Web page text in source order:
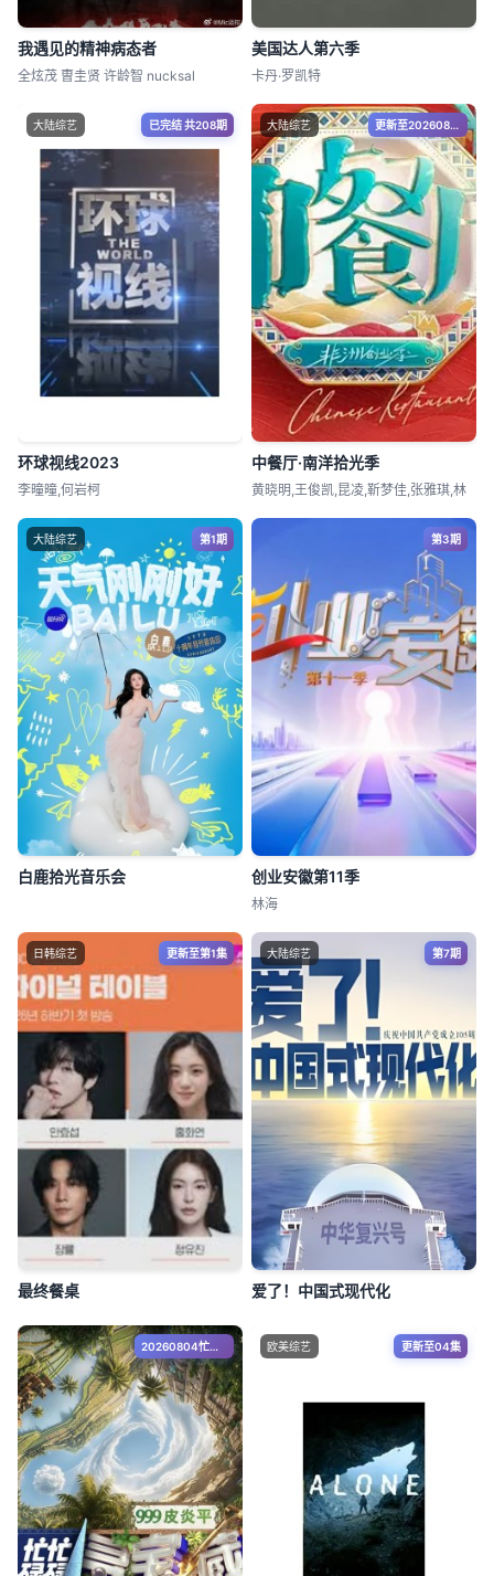
我遇见的精神病态者
全炫茂 曺圭贤 许龄智 nucksal
美国达人第六季
卡丹·罗凯特
大陆综艺 已完结 共208期
环球视线2023
李曈曈,何岩柯
大陆综艺 更新至20260806期
中餐厅·南洋拾光季
黄晓明,王俊凯,昆凌,靳梦佳,张雅琪,林
大陆综艺 第1期
白鹿拾光音乐会
第3期
创业安徽第11季
林海
日韩综艺 更新至第1集
最终餐桌
大陆综艺 第7期
爱了！中国式现代化
20260804忙里偷闲录：王安宇田曦薇共创 欧美综艺 更新至04集